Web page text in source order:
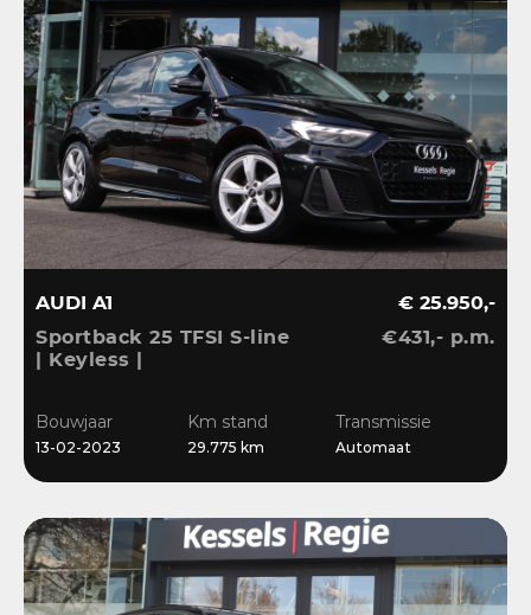
AUDI A1
Sportback 25 TFSI S-line
| Keyless |
| Navi
€ 25.950,-
€431,- p.m.
Bouwjaar
13-02-2023
Km stand
29.775 km
Transmissie
Automaat